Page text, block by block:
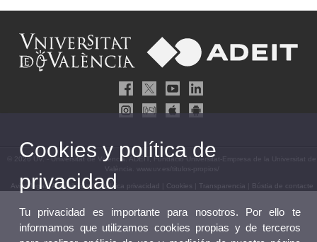
© 2026 UV. - Universitat de València. ADEIT, Fundació Universitat-Empresa de la Universitat de
València. www.uv.es/titulos-propios/
Aviso legal|Accesibilidad|Política privacidad Cookies Transparencia Bústia de contacte
Cookies y política de
privacidad
Tu privacidad es importante para nosotros. Por ello te
informamos que utilizamos cookies propias y de terceros